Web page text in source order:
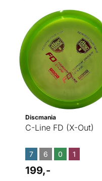
Discmania
C-Line FD (X-Out)
7 6 0 1
199,-